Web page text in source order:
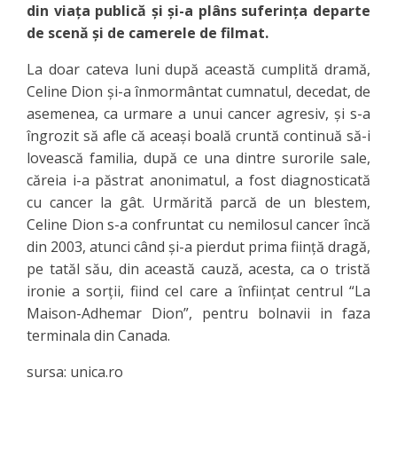
din viața publică și și-a plâns suferința departe
de scenă și de camerele de filmat.
La doar cateva luni după această cumplită dramă,
Celine Dion și-a înmormântat cumnatul, decedat, de
asemenea, ca urmare a unui cancer agresiv, și s-a
îngrozit să afle că aceași boală cruntă continuă să-i
lovească familia, după ce una dintre surorile sale,
căreia i-a păstrat anonimatul, a fost diagnosticată
cu cancer la gât. Urmărită parcă de un blestem,
Celine Dion s-a confruntat cu nemilosul cancer încă
din 2003, atunci când și-a pierdut prima ființă dragă,
pe tatăl său, din această cauză, acesta, ca o tristă
ironie a sorții, fiind cel care a înființat centrul “La
Maison-Adhemar Dion”, pentru bolnavii in faza
terminala din Canada.
sursa: unica.ro